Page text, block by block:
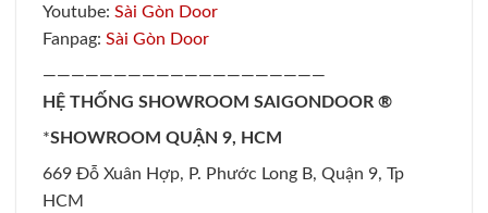
Youtube: Sài Gòn Door
Fanpag: Sài Gòn Door
————————————————————
HỆ THỐNG SHOWROOM SAIGONDOOR ®
*SHOWROOM QUẬN 9, HCM
669 Đỗ Xuân Hợp, P. Phước Long B, Quận 9, Tp
HCM